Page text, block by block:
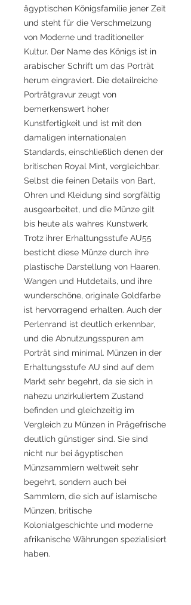
ägyptischen Königsfamilie jener Zeit
und steht für die Verschmelzung
von Moderne und traditioneller
Kultur. Der Name des Königs ist in
arabischer Schrift um das Porträt
herum eingraviert. Die detailreiche
Porträtgravur zeugt von
bemerkenswert hoher
Kunstfertigkeit und ist mit den
damaligen internationalen
Standards, einschließlich denen der
britischen Royal Mint, vergleichbar.
Selbst die feinen Details von Bart,
Ohren und Kleidung sind sorgfältig
ausgearbeitet, und die Münze gilt
bis heute als wahres Kunstwerk.
Trotz ihrer Erhaltungsstufe AU55
besticht diese Münze durch ihre
plastische Darstellung von Haaren,
Wangen und Hutdetails, und ihre
wunderschöne, originale Goldfarbe
ist hervorragend erhalten. Auch der
Perlenrand ist deutlich erkennbar,
und die Abnutzungsspuren am
Porträt sind minimal. Münzen in der
Erhaltungsstufe AU sind auf dem
Markt sehr begehrt, da sie sich in
nahezu unzirkuliertem Zustand
befinden und gleichzeitig im
Vergleich zu Münzen in Prägefrische
deutlich günstiger sind. Sie sind
nicht nur bei ägyptischen
Münzsammlern weltweit sehr
begehrt, sondern auch bei
Sammlern, die sich auf islamische
Münzen, britische
Kolonialgeschichte und moderne
afrikanische Währungen spezialisiert
haben.